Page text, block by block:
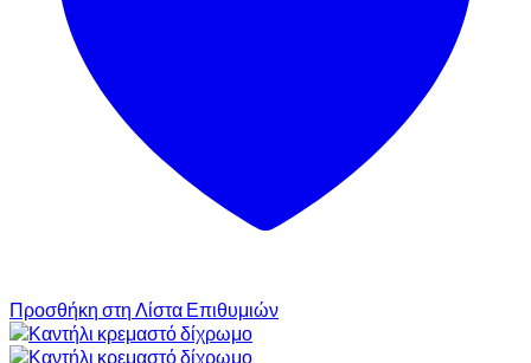
Προσθήκη στη Λίστα Επιθυμιών